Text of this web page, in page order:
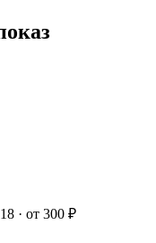
· от 300 ₽